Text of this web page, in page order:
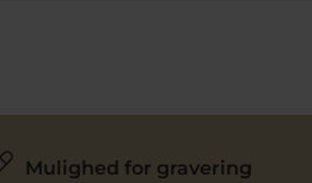
Mulighed for gravering